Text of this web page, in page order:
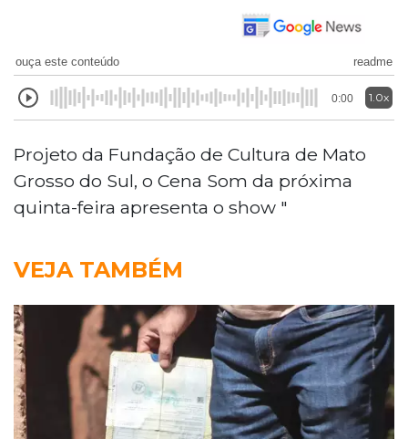
ouça este conteúdo readme
0:00 1.0x
Projeto da Fundação de Cultura de Mato
Grosso do Sul, o Cena Som da próxima
quinta-feira apresenta o show "
VEJA TAMBÉM